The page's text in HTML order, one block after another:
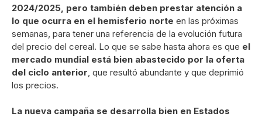
2024/2025, pero también deben prestar atención a
lo que ocurra en el hemisferio norte en las próximas
semanas, para tener una referencia de la evolución futura
del precio del cereal. Lo que se sabe hasta ahora es que el
mercado mundial está bien abastecido por la oferta
del ciclo anterior , que resultó abundante y que deprimió
los precios.
La nueva campaña se desarrolla bien en Estados